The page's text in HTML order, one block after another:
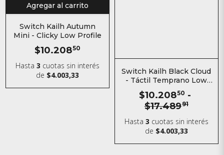
Agregar al carrito
Switch Kailh Autumn
Mini - Clicky Low Profile
$10.20850
Hasta3 cuotas sin interés
de $4.003,33
Switch Kailh Black Cloud
- Táctil Temprano Low
Profile
$10.20850 -
$17.48991
Hasta 3 cuotas sin interés
de $4.003,33